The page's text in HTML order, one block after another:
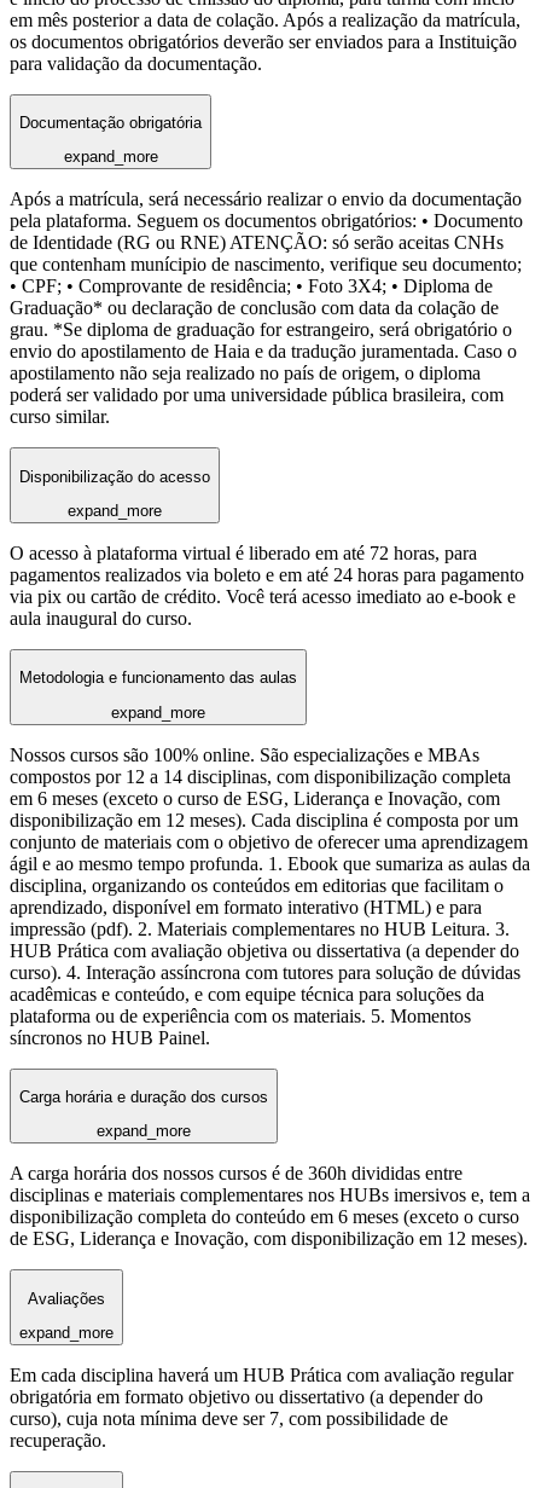
em mês posterior a data de colação. Após a realização da matrícula,
os documentos obrigatórios deverão ser enviados para a Instituição
para validação da documentação.
Documentação obrigatória
expand_more
Após a matrícula, será necessário realizar o envio da documentação
pela plataforma. Seguem os documentos obrigatórios: • Documento
de Identidade (RG ou RNE) ATENÇÃO: só serão aceitas CNHs
que contenham munícipio de nascimento, verifique seu documento;
• CPF; • Comprovante de residência; • Foto 3X4; • Diploma de
Graduação* ou declaração de conclusão com data da colação de
grau. *Se diploma de graduação for estrangeiro, será obrigatório o
envio do apostilamento de Haia e da tradução juramentada. Caso o
apostilamento não seja realizado no país de origem, o diploma
poderá ser validado por uma universidade pública brasileira, com
curso similar.
Disponibilização do acesso
expand_more
O acesso à plataforma virtual é liberado em até 72 horas, para
pagamentos realizados via boleto e em até 24 horas para pagamento
via pix ou cartão de crédito. Você terá acesso imediato ao e-book e
aula inaugural do curso.
Metodologia e funcionamento das aulas
expand_more
Nossos cursos são 100% online. São especializações e MBAs
compostos por 12 a 14 disciplinas, com disponibilização completa
em 6 meses (exceto o curso de ESG, Liderança e Inovação, com
disponibilização em 12 meses). Cada disciplina é composta por um
conjunto de materiais com o objetivo de oferecer uma aprendizagem
ágil e ao mesmo tempo profunda. 1. Ebook que sumariza as aulas da
disciplina, organizando os conteúdos em editorias que facilitam o
aprendizado, disponível em formato interativo (HTML) e para
impressão (pdf). 2. Materiais complementares no HUB Leitura. 3.
HUB Prática com avaliação objetiva ou dissertativa (a depender do
curso). 4. Interação assíncrona com tutores para solução de dúvidas
acadêmicas e conteúdo, e com equipe técnica para soluções da
plataforma ou de experiência com os materiais. 5. Momentos
síncronos no HUB Painel.
Carga horária e duração dos cursos
expand_more
A carga horária dos nossos cursos é de 360h divididas entre
disciplinas e materiais complementares nos HUBs imersivos e, tem a
disponibilização completa do conteúdo em 6 meses (exceto o curso
de ESG, Liderança e Inovação, com disponibilização em 12 meses).
Avaliações
expand_more
Em cada disciplina haverá um HUB Prática com avaliação regular
obrigatória em formato objetivo ou dissertativo (a depender do
curso), cuja nota mínima deve ser 7, com possibilidade de
recuperação.